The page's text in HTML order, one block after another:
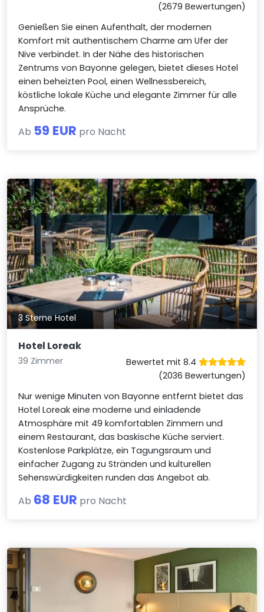
(2679 Bewertungen)
Genießen Sie einen Aufenthalt, der modernen
Komfort mit authentischem Charme am Ufer der
Nive verbindet. In der Nähe des historischen
Zentrums von Bayonne gelegen, bietet dieses Hotel
einen beheizten Pool, einen Wellnessbereich,
köstliche lokale Küche und elegante Zimmer für alle
Ansprüche.
Ab 59 EUR pro Nacht
3 Sterne Hotel
Hotel Loreak
39 Zimmer
Bewertet mit 8.4
(2036 Bewertungen)
Nur wenige Minuten von Bayonne entfernt bietet das
Hotel Loreak eine moderne und einladende
Atmosphäre mit 49 komfortablen Zimmern und
einem Restaurant, das baskische Küche serviert.
Kostenlose Parkplätze, ein Tagungsraum und
einfacher Zugang zu Stränden und kulturellen
Sehenswürdigkeiten runden das Angebot ab.
Ab 68 EUR pro Nacht